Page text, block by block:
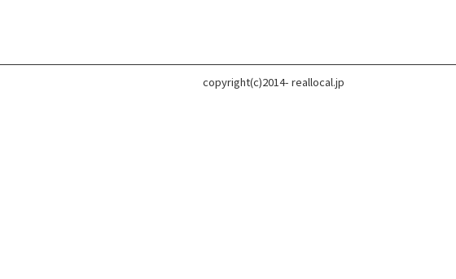
copyright(c)2014- reallocal.jp